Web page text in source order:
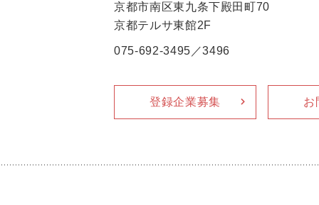
京都市南区東九条下殿田町70
京都テルサ東館2F
075-692-3495／3496
登録企業募集 お